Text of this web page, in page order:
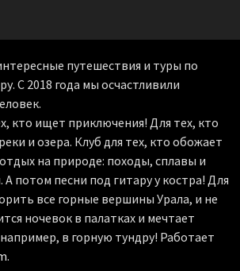
путешествия и туры по
С 2018 года мы осчастливили
кто ищет приключения! Для тех, кто
и озера. Клуб для тех, кто обожает
на природе: походы, сплавы и
потом песни под гитару у костра! Для
все горные вершины Урала, и не
ночевок в палатках и мечтает
в горную тундру! Работает
.